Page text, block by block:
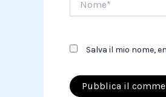
Salva il mio nome,